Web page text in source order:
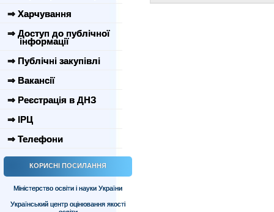
⇒ Харчування
⇒ Доступ до публічної
інформації
⇒ Публічні закупівлі
⇒ Вакансії
⇒ Реєстрація в ДНЗ
⇒ ІРЦ
⇒ Телефони
КОРИСНІ ПОСИЛАННЯ
Міністерство освіти і науки України
Український центр оцінювання якості